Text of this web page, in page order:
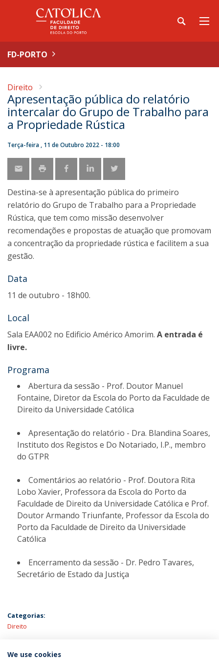
FD-PORTO
Direito
Apresentação pública do relatório
intercalar do Grupo de Trabalho para
a Propriedade Rústica
Terça-feira , 11 de Outubro 2022 - 18:00
Destina-se à apresentação pública do primeiro
relatório do Grupo de Trabalho para a Propriedade
Rústica, que tem como missão desenvolver
recomendações e propostas de atuação que promovam
a concentração da propriedade rústica e facilitem a sua
gestão.
Data
11 de outubro - 18h00.
Local
Sala EAA002 no Edificio Américo Amorim. A entrada é
livre.
Programa
Abertura da sessão - Prof. Doutor Manuel
Fontaine, Diretor da Escola do Porto da Faculdade de
Direito da Universidade Católica
Apresentação do relatório - Dra. Blandina Soares,
Instituto dos Registos e Do Notariado, I.P., membro
do GTPR
Comentários ao relatório - Prof. Doutora Rita
Lobo Xavier, Professora da Escola do Porto da
Faculdade de Direito da Universidade Católica e Prof.
Doutor Armando Triunfante, Professor da Escola do
Porto da Faculdade de Direito da Universidade
Católica
Encerramento da sessão - Dr. Pedro Tavares,
Secretário de Estado da Justiça
Categorias:
Direito
ÚLTIMAS NOTÍCIAS
We use cookies